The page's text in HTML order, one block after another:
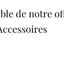
de notre